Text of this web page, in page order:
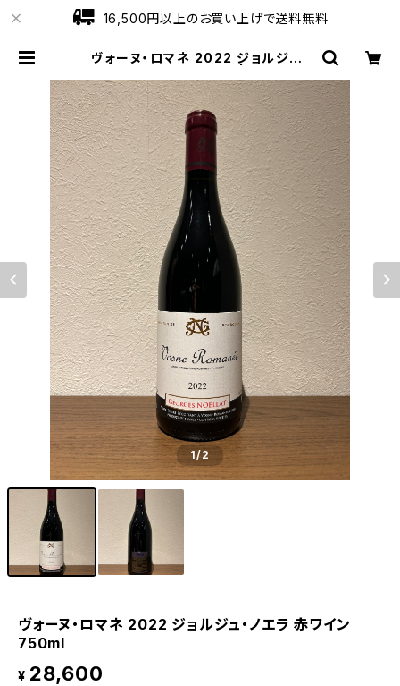
16,500円以上のお買い上げで送料無料
ヴォーヌ・ロマネ 2022 ジョルジュ・
ップローブ
1/2
ヴォーヌ・ロマネ 2022 ジョルジュ・ノエラ 赤ワイン
750ml
¥ 28,600